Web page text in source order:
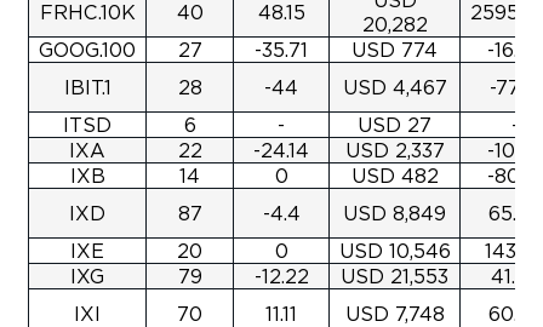
FRHC.10K
40 48.15
20,282
GOOG.100
27 -35.71 USD 774
-16.66
IBIT.1
28 -44 USD 4,467
-77.81
ITSD
6 - USD 27
-
IXA
22 -24.14 USD 2,337
-10.62
IXB
14 0 USD 482
-80.19
IXD
87 -4.4 USD 8,849
65.03
IXE
20 0 USD 10,546
IXG
79 -12.22 USD 21,553
41.68
IXI
70 11.11 USD 7,748 60.29